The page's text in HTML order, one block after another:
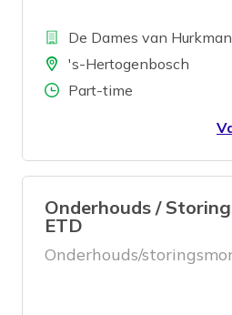
een moderne (in de
)werkplaats met
Dan is deze functie vast
BedrijfDe Dames van
Locatie's-Hertogenbosch
Aantal uren
Part-time
Onderhouds /
ETD
Onderhouds/